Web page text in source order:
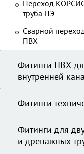
Переход КОРСИС
труба ПЭ
Сварной
ПВХ
Фитинги ПВХ
внутренней
Фитинги
Фитинги для
и дренажных